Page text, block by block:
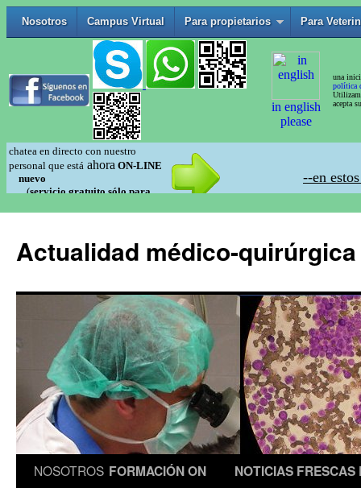
Actualidad médico-
NOSOTROS FORMACIÓN ON
NOTICIAS FRESCAS